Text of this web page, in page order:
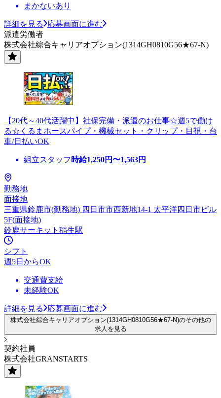
まかないあり
詳細を見る
応募画面に進む
派遣労働者
株式会社綜合キャリアオプション(1314GH0810G56★67-N)
【20代～40代活躍中】社保完備・派遣のお仕事☆週5で働け
る☆くるまホースパイプ・機械セット・クリップ・目視・台
車/日払いOK
組立スタッフ 時給1,250円〜1,563円
勤務地
面接地
三重県鈴鹿市(勤務地) 四日市市西新地14-1 太平洋四日市ビル
5F(面接地)
鈴鹿サーキット稲生駅
シフト
週5日からOK
交通費支給
未経験OK
詳細を見る 応募画面に進む
株式会社綜合キャリアオプション(1314GH0810G56★67-N)のその他の
求人を見る
契約社員
株式会社GRANSTARTS